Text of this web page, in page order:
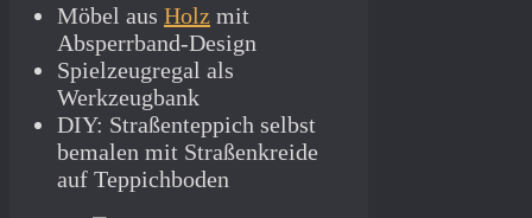
Möbel aus Holz mit
Absperrband-Design
Spielzeugregal als
Werkzeugbank
DIY: Straßenteppich selbst
bemalen mit Straßenkreide
auf Teppichboden